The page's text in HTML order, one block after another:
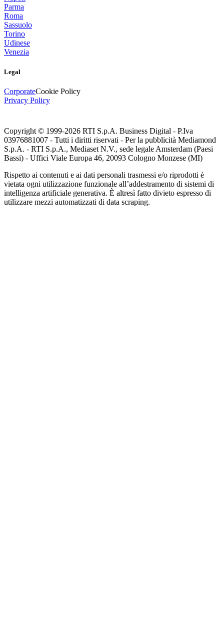
Parma
Roma
Sassuolo
Torino
Udinese
Venezia
Legal
CorporateCookie Policy
Privacy Policy
Copyright © 1999-2026 RTI S.p.A. Business Digital - P.Iva
03976881007 - Tutti i diritti riservati - Per la pubblicità Mediamond
S.p.A. - RTI S.p.A., Mediaset N.V., sede legale Amsterdam (Paesi
Bassi) - Uffici Viale Europa 46, 20093 Cologno Monzese (MI)
Rispetto ai contenuti e ai dati personali trasmessi e/o riprodotti è
vietata ogni utilizzazione funzionale all’addestramento di sistemi di
intelligenza artificiale generativa. È altresì fatto divieto espresso di
utilizzare mezzi automatizzati di data scraping.